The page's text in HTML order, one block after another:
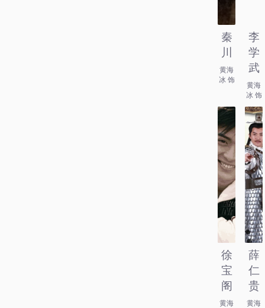
秦
川
黄海
冰 饰
李
学
武
黄海
冰 饰
徐
宝
阁
黄海
薛
仁
贵
黄海